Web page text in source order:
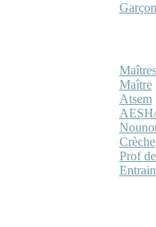
Garçon
Maître
Atsem
Crèche
Prof